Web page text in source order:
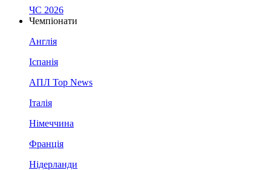
ЧС 2026
Чемпіонати
Англія
Іспанія
АПЛ Top News
Італія
Німеччина
Франція
Нідерланди